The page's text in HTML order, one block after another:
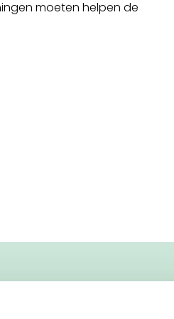
moeten helpen de